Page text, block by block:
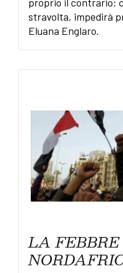
stravolta, impedirà
Eluana Englaro.
LA